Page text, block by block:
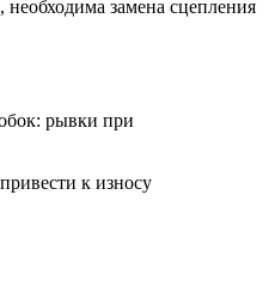
необходима замена сцепления
рывки при
к износу